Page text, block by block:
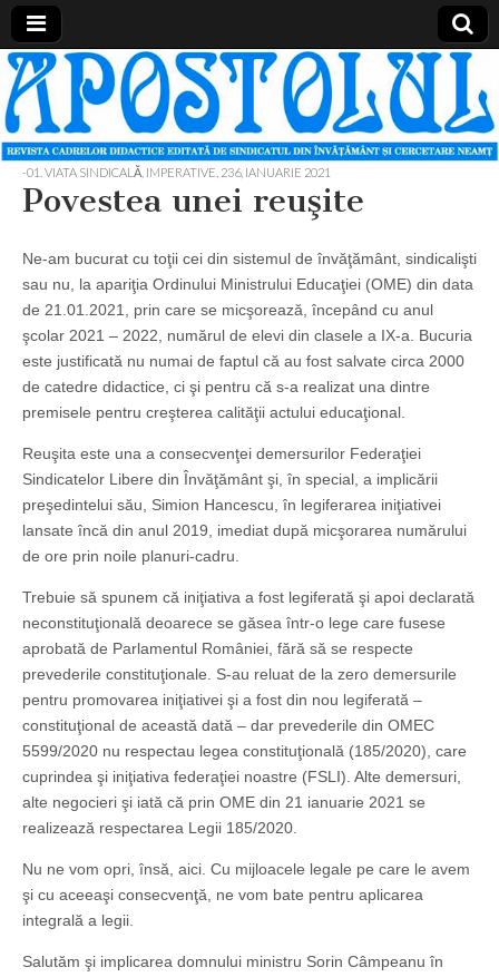
Apostolul
Revista
cadrelor
didactice
din
judetul
Neamt
-01. VIATA SINDICALĂ, IMPERATIVE 236, IANUARIE 2021
Povestea unei reuşite
Ne-am bucurat cu toţii cei din sistemul de învăţământ, sindicalişti
sau nu, la apariţia Ordinului Ministrului Educaţiei (OME) din data
de 21.01.2021, prin care se micşorează, începând cu anul
şcolar 2021 – 2022, numărul de elevi din clasele a IX-a. Bucuria
este justificată nu numai de faptul că au fost salvate circa 2000
de catedre didactice, ci şi pentru că s-a realizat una dintre
premisele pentru creşterea calităţii actului educaţional.
Reuşita este una a consecvenţei demersurilor Federaţiei
Sindicatelor Libere din Învăţământ şi, în special, a implicării
preşedintelui său, Simion Hancescu, în legiferarea iniţiativei
lansate încă din anul 2019, imediat după micşorarea numărului
de ore prin noile planuri-cadru.
Trebuie să spunem că iniţiativa a fost legiferată şi apoi declarată
neconstituţională deoarece se găsea într-o lege care fusese
aprobată de Parlamentul României, fără să se respecte
prevederile constituţionale. S-au reluat de la zero demersurile
pentru promovarea iniţiativei şi a fost din nou legiferată –
constituţional de această dată – dar prevederile din OMEC
5599/2020 nu respectau legea constituţională (185/2020), care
cuprindea şi iniţiativa federaţiei noastre (FSLI). Alte demersuri,
alte negocieri şi iată că prin OME din 21 ianuarie 2021 se
realizează respectarea Legii 185/2020.
Nu ne vom opri, însă, aici. Cu mijloacele legale pe care le avem
şi cu aceeaşi consecvenţă, ne vom bate pentru aplicarea
integrală a legii.
Salutăm şi implicarea domnului ministru Sorin Câmpeanu în